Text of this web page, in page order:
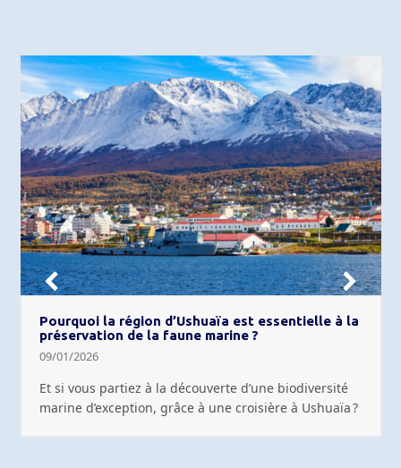
Pourquoi la région d’Ushuaïa est essentielle à la
préservation de la faune marine ?
09/01/2026
Et si vous partiez à la découverte d’une biodiversité
marine d’exception, grâce à une croisière à Ushuaïa ?
Next
Slide
Slide